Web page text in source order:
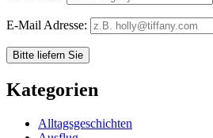
E-Mail Adresse:
Kategorien
Alltagsgeschichten